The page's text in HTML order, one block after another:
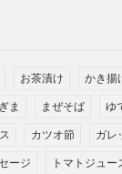
お茶漬け かき揚
ま まぜそば ゆ
カツオ節 ガレ
ージ トマトジュー